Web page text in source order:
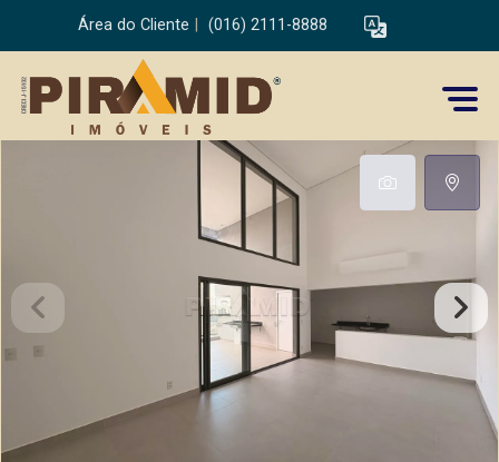
Área do Cliente (016) 2111-8888